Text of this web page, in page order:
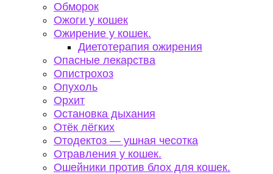
Обморок
Ожоги у кошек
Ожирение у кошек.
Диетотерапия ожирения
Опасные лекарства
Опистрохоз
Опухоль
Орхит
Остановка дыхания
Отёк лёгких
Отодектоз — ушная чесотка
Отравления у кошек.
Ошейники против блох для кошек.